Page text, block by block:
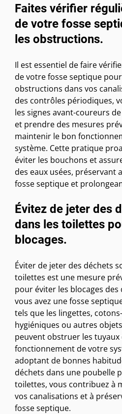
Faites vérifier
de votre fosse
les obstructions.
Il est essentiel de faire
de votre fosse septique
obstructions dans vos
des contrôles périodiques,
les signes avant-coureurs
et prendre des mesures
maintenir le bon
système. Cette pratique
éviter les bouchons et
des eaux usées, préservant
fosse septique et
Évitez de jeter des
dans les toilettes
blocages.
Éviter de jeter des déchets
toilettes est une mesure
pour éviter les blocages
vous avez une fosse
tels que les lingettes,
hygiéniques ou autres
peuvent obstruer les
fonctionnement de votre
adoptant de bonnes
déchets dans une poubelle
toilettes, vous contribuez à
vos canalisations et à
fosse septique.